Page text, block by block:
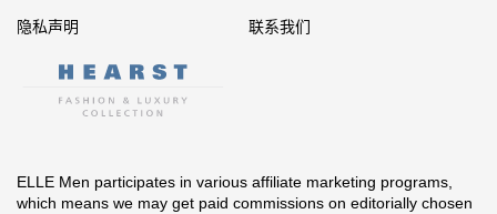
隐私声明 联系我们
ELLE Men participates in various affiliate marketing programs,
which means we may get paid commissions on editorially chosen